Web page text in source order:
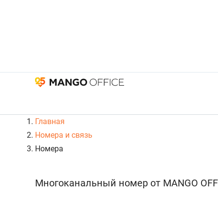
Главная
Номера и связь
Номера
Многоканальный номер от MANGO